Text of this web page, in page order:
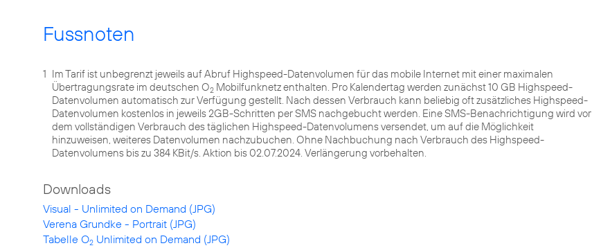
Fussnoten
1 Im Tarif ist unbegrenzt jeweils auf Abruf Highspeed-Datenvolumen für das mobile Internet mit einer maximalen
Übertragungsrate im deutschen O2 Mobilfunknetz enthalten. Pro Kalendertag werden zunächst 10 GB Highspeed-
Datenvolumen automatisch zur Verfügung gestellt. Nach dessen Verbrauch kann beliebig oft zusätzliches Highspeed-
Datenvolumen kostenlos in jeweils 2GB-Schritten per SMS nachgebucht werden. Eine SMS-Benachrichtigung wird vor
dem vollständigen Verbrauch des täglichen Highspeed-Datenvolumens versendet, um auf die Möglichkeit
hinzuweisen, weiteres Datenvolumen nachzubuchen. Ohne Nachbuchung nach Verbrauch des Highspeed-
Datenvolumens bis zu 384 KBit/s. Aktion bis 02.07.2024. Verlängerung vorbehalten.
Downloads
Visual - Unlimited on Demand (JPG)
Verena Grundke - Portrait (JPG)
Tabelle O2 Unlimited on Demand (JPG)